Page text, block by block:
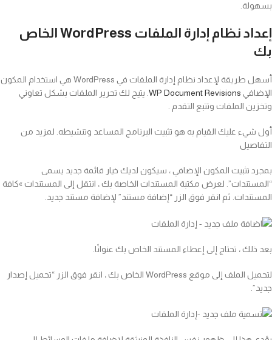
بسهولة.
إعداد نظام إدارة الملفات WordPress الخاص
بك
أسهل طريقة لإعداد نظام إدارة الملفات في WordPress هي استخدام المكون
الإضافي WP Document Revisions. يتيح لك تحرير الملفات بشكل تعاوني
وتخزين الملفات وتتبع التقدم .
أول شيء عليك القيام به هو تثبيت البرنامج المساعد وتنشيطه. لمزيد من
التفاصيل
بمجرد تثبيت المكون الإضافي ، سيكون لديك خيار قائمة جديد يسمى
“المستندات”. لعرض مكتبة المستندات الخاصة بك ، انتقل إلى المستندات »كافة
المستندات. ثم انقر فوق الزر “إضافة مستند” لإضافة مستند جديد.
بعد ذلك ، تحتاج إلى إعطاء المستند الخاص بك عنوانًا.
لتحميل الملف إلى موقع WordPress الخاص بك ، انقر فوق الزر “تحميل إصدار
جديد”.